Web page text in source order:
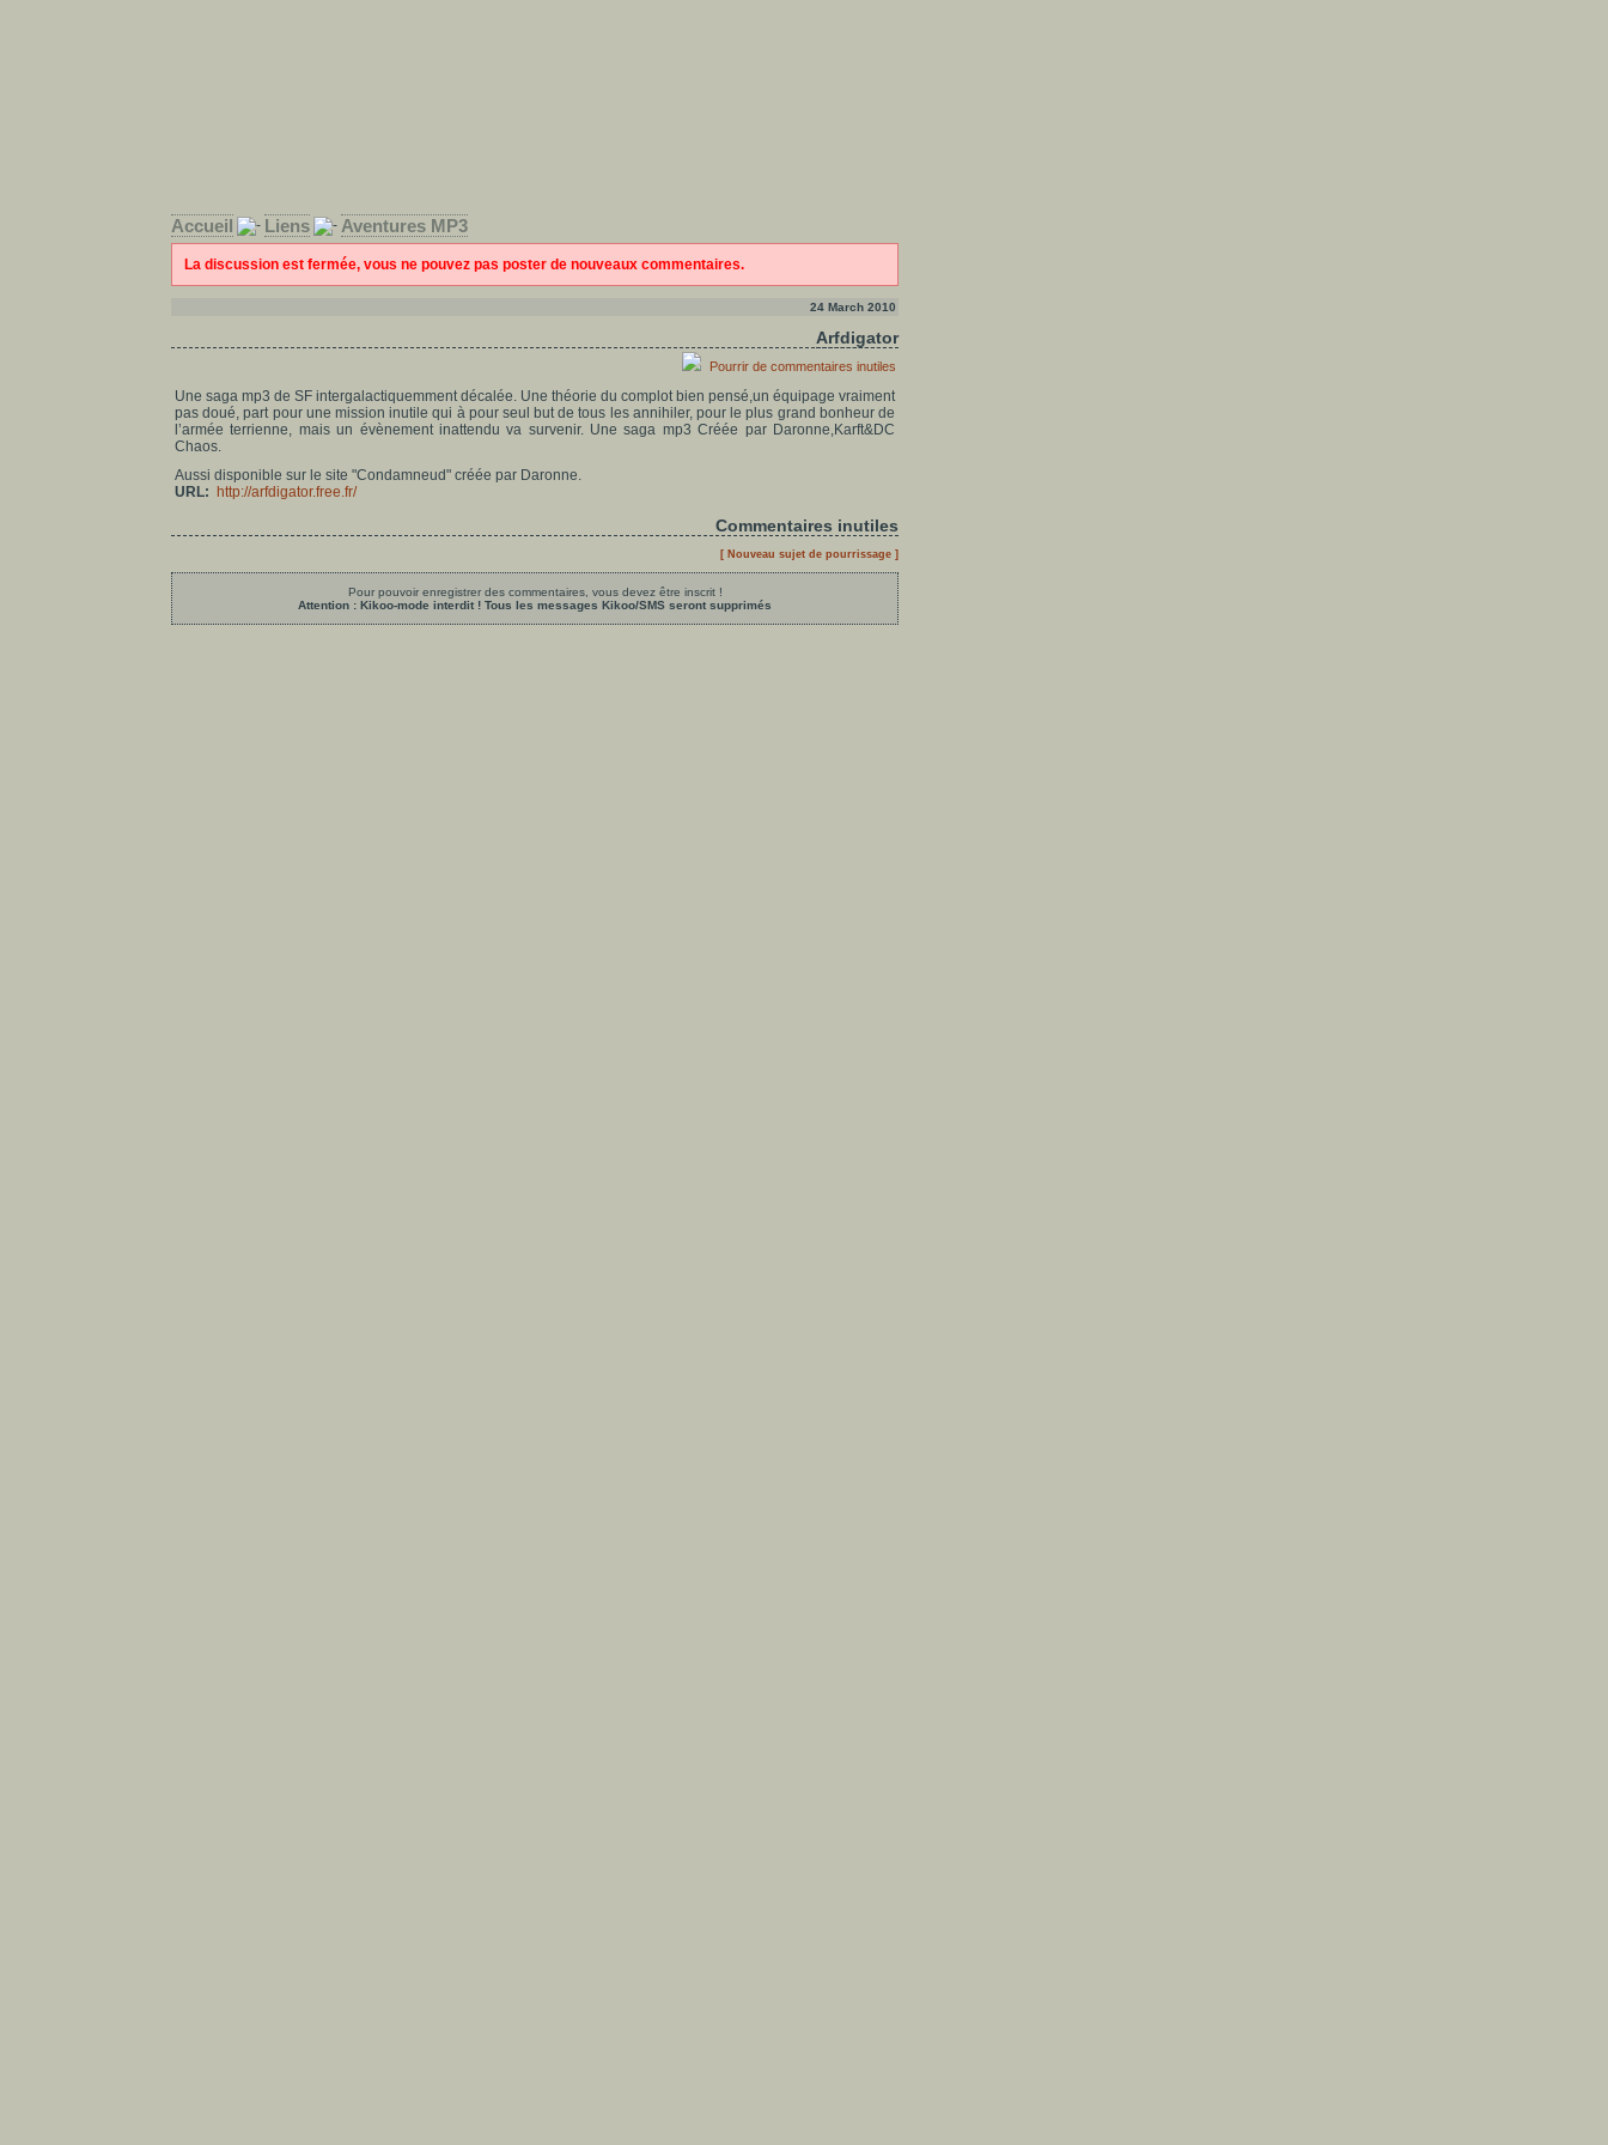
Accueil Liens Aventures MP3
La discussion est fermée, vous ne pouvez pas poster de nouveaux commentaires.
24 March 2010
Arfdigator
Pourrir de commentaires inutiles
Une saga mp3 de SF intergalactiquemment décalée. Une théorie du complot bien pensé,un équipage vraiment
pas doué, part pour une mission inutile qui à pour seul but de tous les annihiler, pour le plus grand bonheur de
l’armée terrienne, mais un évènement inattendu va survenir. Une saga mp3 Créée par Daronne,Karft&DC
Chaos.
Aussi disponible sur le site "Condamneud" créée par Daronne.
URL:
http://arfdigator.free.fr/
Commentaires inutiles
[ Nouveau sujet de pourrissage ]
Pour pouvoir enregistrer des commentaires, vous devez être inscrit !
Attention : Kikoo-mode interdit ! Tous les messages Kikoo/SMS seront supprimés